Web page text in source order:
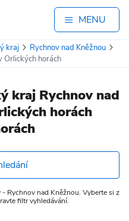
MENU
kraj
Rychnov nad Kněžnou
Orlických horách
kraj Rychnov nad
horách
Rychnov nad Kněžnou. Vyberte si z
filtr vyhledávání.